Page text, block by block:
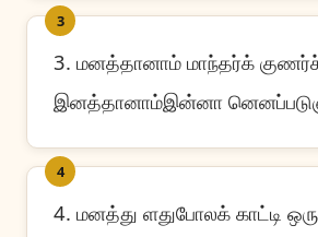
3
3. மனத்தானாம் மாந்தர்க்
இனத்தானாம்இன்னா
4
4. மனத்து ளதுபோலக் காட்டி